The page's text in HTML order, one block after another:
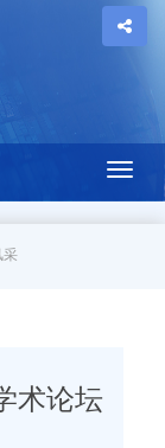
采
术论坛